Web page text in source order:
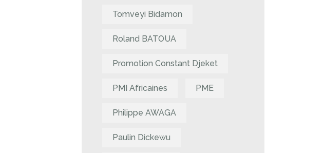
Tomveyi Bidamon
Roland BATOUA
Promotion Constant Djeket
PMI Africaines PME
Philippe AWAGA
Paulin Dickewu